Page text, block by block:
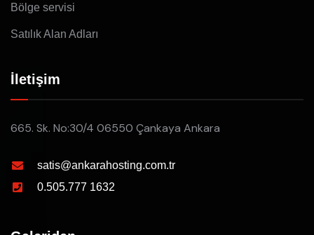
Bölge servisi
Satılık Alan Adları
İletişim
665. Sk. No:30/4 06550 Çankaya Ankara
satis@ankarahosting.com.tr
0.505.777 1632